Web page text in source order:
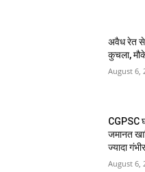
अवैध रेत से
कुचला,
August 6,
CGPSC
जमानत
ज्यादा
August 6,